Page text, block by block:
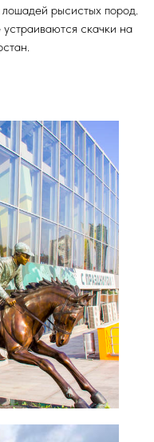
рысистых пород.
скачки на